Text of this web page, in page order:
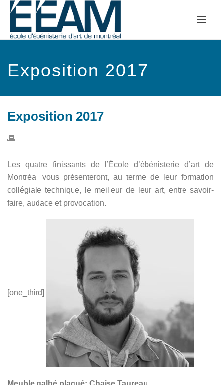
Exposition 2017
Exposition 2017
Les quatre finissants de l’École d’ébénisterie d’art de
Montréal vous présenteront, au terme de leur formation
collégiale technique, le meilleur de leur art, entre savoir-
faire, audace et provocation.
[one_third]
Meuble galbé plaqué: Chaise Taureau